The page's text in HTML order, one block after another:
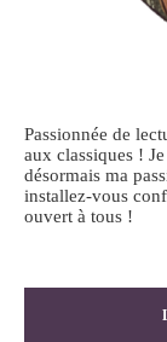
Passionnée de
aux classiques !
désormais ma
installez-vous
ouvert à tous !